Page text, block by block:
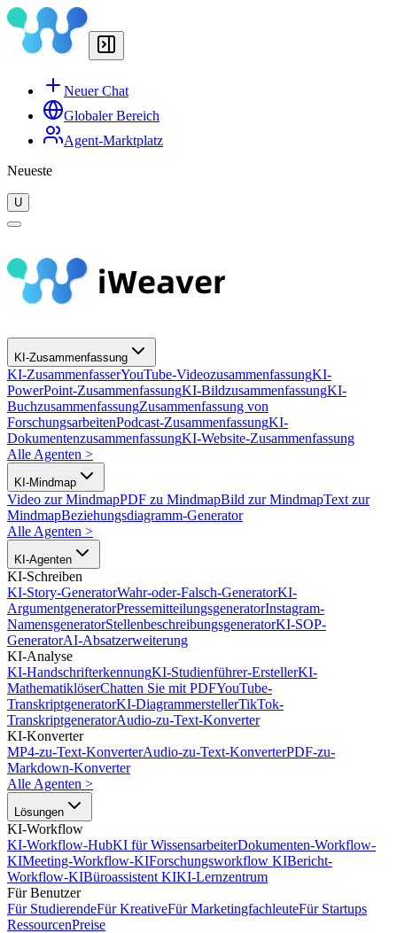
Neuer Chat
Globaler Bereich
Agent-Marktplatz
Neueste
U
KI-Zusammenfassung
KI-ZusammenfasserYouTube-VideozusammenfassungKI-
PowerPoint-ZusammenfassungKI-BildzusammenfassungKI-
BuchzusammenfassungZusammenfassung von
ForschungsarbeitenPodcast-ZusammenfassungKI-
DokumentenzusammenfassungKI-Website-Zusammenfassung
Alle Agenten >
KI-Mindmap
Video zur MindmapPDF zu MindmapBild zur MindmapText zur
MindmapBeziehungsdiagramm-Generator
Alle Agenten >
KI-Agenten
KI-Schreiben
KI-Story-GeneratorWahr-oder-Falsch-GeneratorKI-
ArgumentgeneratorPressemitteilungsgeneratorInstagram-
NamensgeneratorStellenbeschreibungsgeneratorKI-SOP-
GeneratorAI-Absatzerweiterung
KI-Analyse
KI-HandschrifterkennungKI-Studienführer-ErstellerKI-
MathematiklöserChatten Sie mit PDFYouTube-
TranskriptgeneratorKI-DiagrammerstellerTikTok-
TranskriptgeneratorAudio-zu-Text-Konverter
KI-Konverter
MP4-zu-Text-KonverterAudio-zu-Text-KonverterPDF-zu-
Markdown-Konverter
Alle Agenten >
Lösungen
KI-Workflow
KI-Workflow-HubKI für WissensarbeiterDokumenten-Workflow-
KIMeeting-Workflow-KIForschungsworkflow KIBericht-
Workflow-KIBüroassistent KIKI-Lernzentrum
Für Benutzer
Für StudierendeFür KreativeFür MarketingfachleuteFür Startups
RessourcenPreise